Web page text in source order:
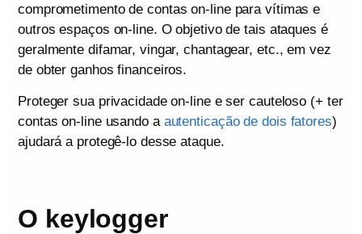
comprometimento de contas on-line para vítimas e
outros espaços on-line. O objetivo de tais ataques é
geralmente difamar, vingar, chantagear, etc., em vez
de obter ganhos financeiros.
Proteger sua privacidade on-line e ser cauteloso (+ ter
contas on-line usando a autenticação de dois fatores)
ajudará a protegê-lo desse ataque.
O keylogger